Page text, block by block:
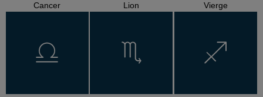
Cancer Lion Vierge